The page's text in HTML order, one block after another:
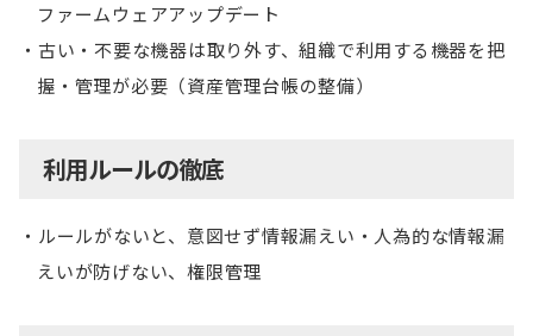
ファームウェアアップデート
古い・不要な機器は取り外す、組織で利用する機器を把
握・管理が必要（資産管理台帳の整備）
利用ルールの徹底
ルールがないと、意図せず情報漏えい・人為的な情報漏
えいが防げない、権限管理